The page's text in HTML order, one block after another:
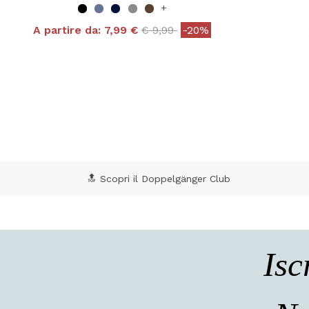
+
A partire da: 7,99 € Price reduced from
€ 9,99to-20%
🔝 Scopri il Doppelgänger Club